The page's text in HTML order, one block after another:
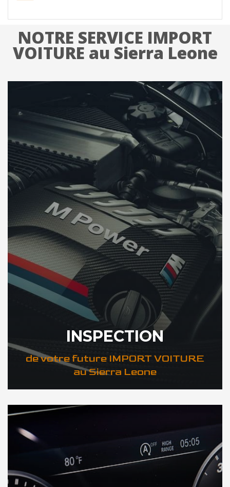
NOTRE SERVICE IMPORT
VOITURE au Sierra Leone
INSPECTION
de votre future IMPORT VOITURE
au Sierra Leone
DÉCOUVREZ VOTRE INSPECTION AUTO au Sierra Leone